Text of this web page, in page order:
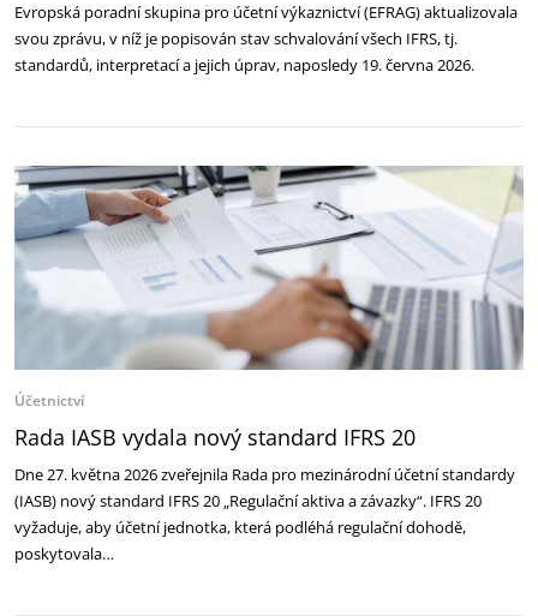
Evropská poradní skupina pro účetní výkaznictví (EFRAG) aktualizovala
svou zprávu, v níž je popisován stav schvalování všech IFRS, tj.
standardů, interpretací a jejich úprav, naposledy 19. června 2026.
Účetnictví
Rada IASB vydala nový standard IFRS 20
Dne 27. května 2026 zveřejnila Rada pro mezinárodní účetní standardy
(IASB) nový standard IFRS 20 „Regulační aktiva a závazky“. IFRS 20
vyžaduje, aby účetní jednotka, která podléhá regulační dohodě,
poskytovala…